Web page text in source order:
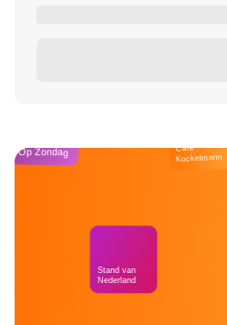
Op Zondag
Stand van
Nederland
Café
Kockelmann